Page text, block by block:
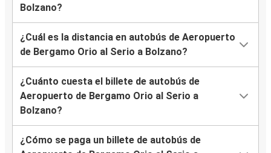
Bolzano?
¿Cuál es la distancia en autobús de Aeropuerto
de Bergamo Orio al Serio a Bolzano?
¿Cuánto cuesta el billete de autobús de
Aeropuerto de Bergamo Orio al Serio a
Bolzano?
¿Cómo se paga un billete de autobús de